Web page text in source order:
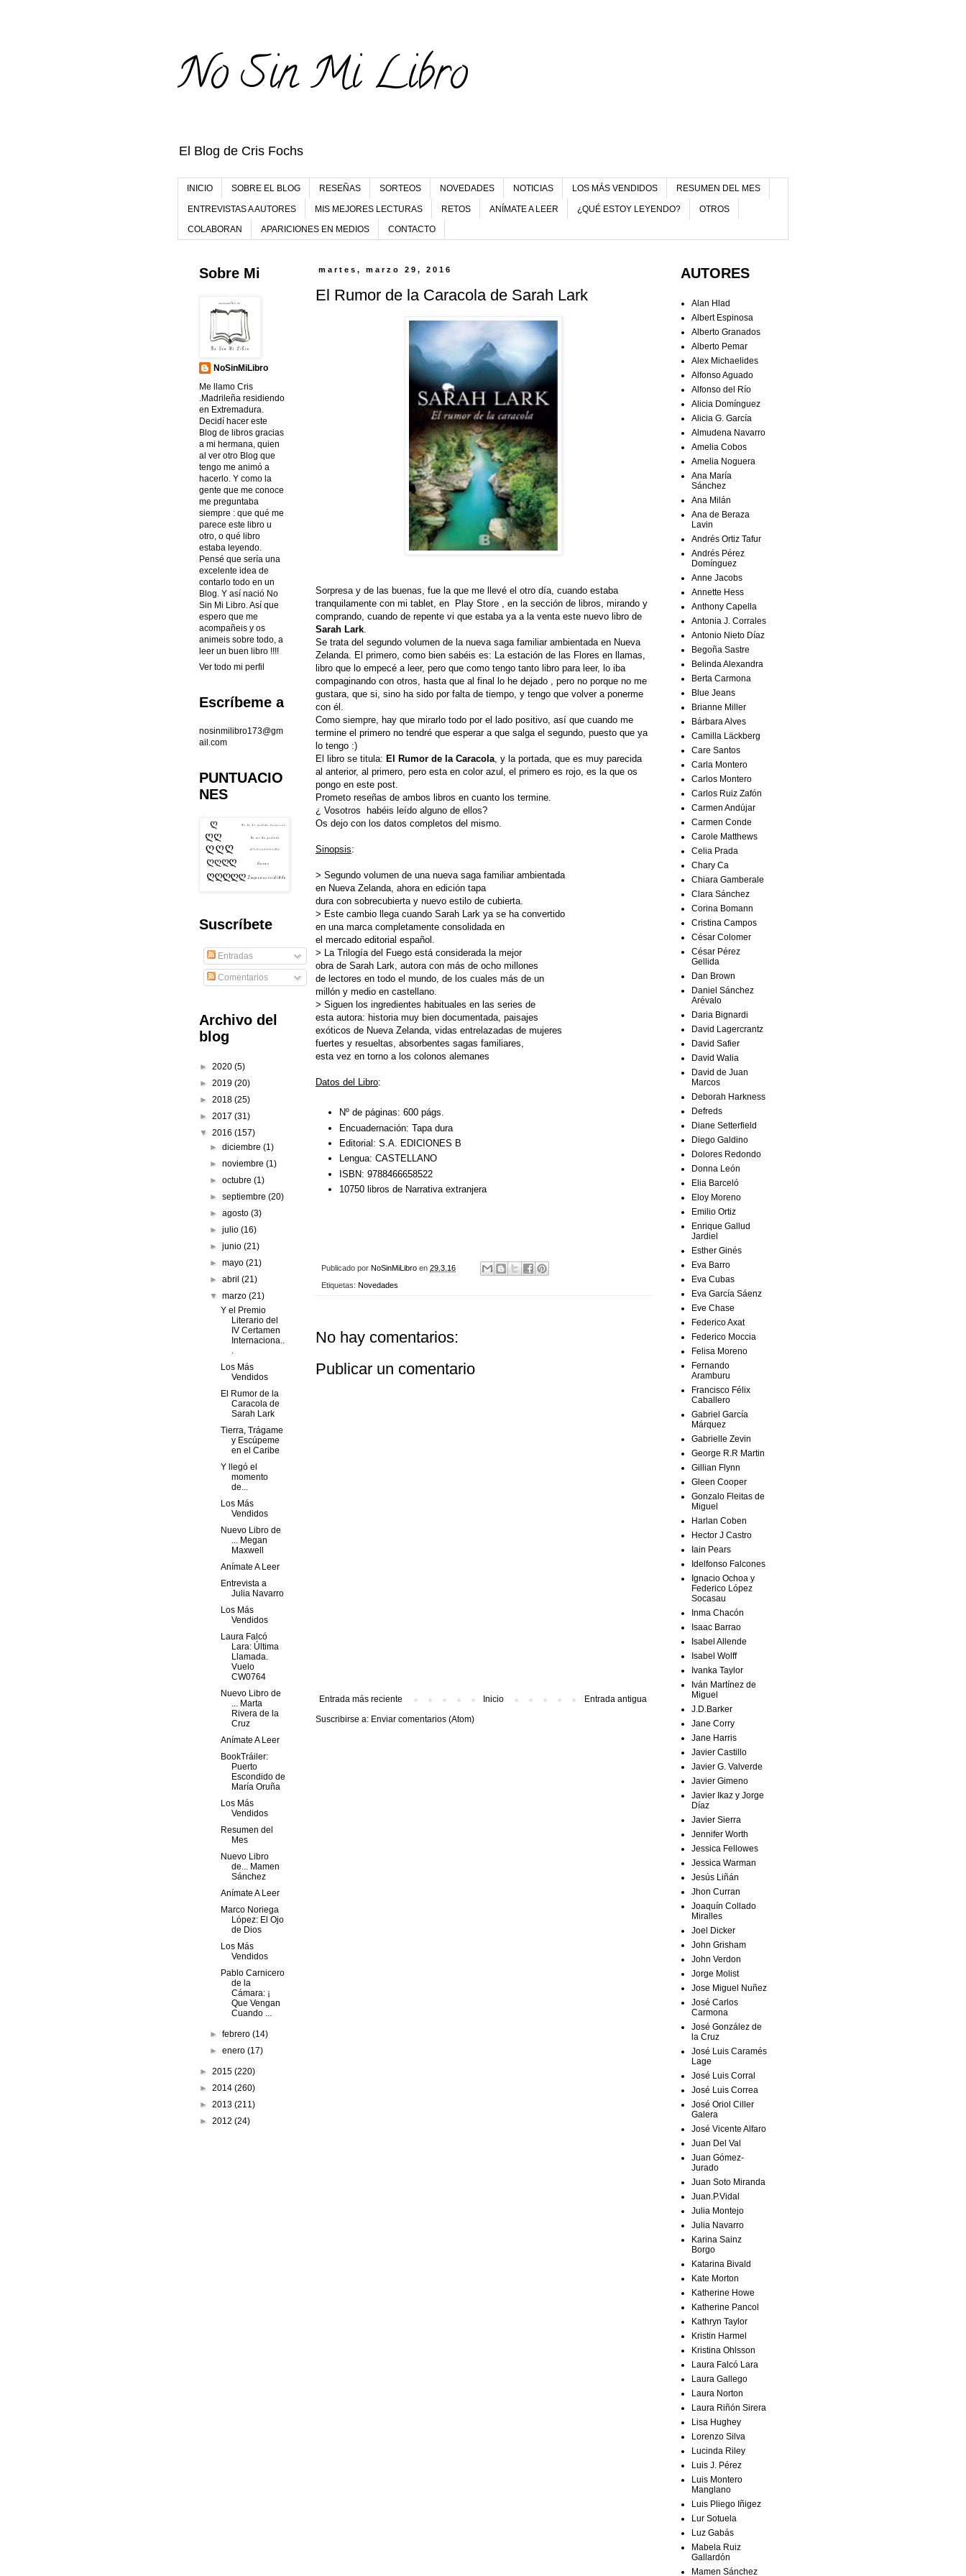
No Sin Mi Libro
El Blog de Cris Fochs
INICIO SOBRE EL BLOG RESEÑAS SORTEOS NOVEDADES NOTICIAS LOS MÁS VENDIDOS RESUMEN DEL MES
ENTREVISTAS A AUTORES MIS MEJORES LECTURAS RETOS ANÍMATE A LEER ¿QUÉ ESTOY LEYENDO? OTROS
COLABORAN APARICIONES EN MEDIOS CONTACTO
martes, marzo 29, 2016
El Rumor de la Caracola de Sarah Lark
Sorpresa y de las buenas, fue la que me llevé el otro día, cuando estaba
tranquilamente con mi tablet, en Play Store , en la sección de libros, mirando y
comprando, cuando de repente vi que estaba ya a la venta este nuevo libro de
Sarah Lark
Se trata del segundo volumen de la nueva saga familiar ambientada en Nueva
Zelanda. El primero, como bien sabéis es: La estación de las Flores en llamas,
libro que lo empecé a leer, pero que como tengo tanto libro para leer, lo iba
compaginando con otros, hasta que al final lo he dejado , pero no porque no me
gustara, que si, sino ha sido por falta de tiempo, y tengo que volver a ponerme
con él.
Como siempre, hay que mirarlo todo por el lado positivo, así que cuando me
termine el primero no tendré que esperar a que salga el segundo, puesto que ya
lo tengo :)
El libro se titula: El Rumor de la Caracola , y la portada, que es muy parecida
al anterior, al primero, pero esta en color azul, el primero es rojo, es la que os
pongo en este post.
Prometo reseñas de ambos libros en cuanto los termine.
¿ Vosotros habéis leído alguno de ellos?
Os dejo con los datos completos del mismo.
Sinopsis:
> Segundo volumen de una nueva saga familiar ambientada
en Nueva Zelanda, ahora en edición tapa
dura con sobrecubierta y nuevo estilo de cubierta.
> Este cambio llega cuando Sarah Lark ya se ha convertido
en una marca completamente consolidada en
el mercado editorial español.
> La Trilogía del Fuego está considerada la mejor
obra de Sarah Lark, autora con más de ocho millones
de lectores en todo el mundo, de los cuales más de un
millón y medio en castellano.
> Siguen los ingredientes habituales en las series de
esta autora: historia muy bien documentada, paisajes
exóticos de Nueva Zelanda, vidas entrelazadas de mujeres
fuertes y resueltas, absorbentes sagas familiares,
esta vez en torno a los colonos alemanes
Datos del Libro:
Nº de páginas: 600 págs.
Encuadernación: Tapa dura
Editorial: S.A. EDICIONES B
Lengua: CASTELLANO
ISBN: 9788466658522
10750 libros de Narrativa extranjera
Publicado por NoSinMiLibro en 29.3.16
Etiquetas: Novedades
No hay comentarios:
Publicar un comentario
Entrada más reciente Entrada antigua
Inicio
Suscribirse a: Enviar comentarios (Atom)
Sobre Mi
NoSinMiLibro
Me llamo Cris
.Madrileña residiendo
en Extremadura.
Decidí hacer este
Blog de libros gracias
a mi hermana, quien
al ver otro Blog que
tengo me animó a
hacerlo. Y como la
gente que me conoce
me preguntaba
siempre : que qué me
parece este libro u
otro, o qué libro
estaba leyendo.
Pensé que sería una
excelente idea de
contarlo todo en un
Blog. Y así nació No
Sin Mi Libro. Así que
espero que me
acompañeis y os
animeis sobre todo, a
leer un buen libro !!!!
Ver todo mi perfil
Escríbeme a
nosinmilibro173@gm
ail.com
PUNTUACIO
NES
Suscríbete
Entradas
Comentarios
Archivo del
blog
► 2020 (5)
► 2019 (20)
► 2018 (25)
► 2017 (31)
▼ 2016 (157)
►diciembre(1)
►noviembre(1)
►octubre(1)
►septiembre(20)
►agosto(3)
►julio(16)
►junio(21)
►mayo(21)
►abril(21)
▼marzo(21)
Y el Premio
Literario del
IV Certamen
Internaciona..
.
Los Más
Vendidos
El Rumor de la
Caracola de
Sarah Lark
Tierra, Trágame
y Escúpeme
en el Caribe
Y llegó el
momento
de...
Los Más
Vendidos
Nuevo Libro de
... Megan
Maxwell
Anímate A Leer
Entrevista a
Julia Navarro
Los Más
Vendidos
Laura Falcó
Lara: Última
Llamada.
Vuelo
CW0764
Nuevo Libro de
... Marta
Rivera de la
Cruz
Anímate A Leer
BookTráiler:
Puerto
Escondido de
María Oruña
Los Más
Vendidos
Resumen del
Mes
Nuevo Libro
de... Mamen
Sánchez
Anímate A Leer
Marco Noriega
López: El Ojo
de Dios
Los Más
Vendidos
Pablo Carnicero
de la
Cámara: ¡
Que Vengan
Cuando ...
►febrero(14)
►enero(17)
► 2015 (220)
► 2014 (260)
► 2013 (211)
► 2012 (24)
AUTORES
Alan Hlad
Albert Espinosa
Alberto Granados
Alberto Pemar
Alex Michaelides
Alfonso Aguado
Alfonso del Río
Alicia Domínguez
Alicia G. García
Almudena Navarro
Amelia Cobos
Amelia Noguera
Ana María
Sánchez
Ana Milán
Ana de Beraza
Lavin
Andrés Ortiz Tafur
Andrés Pérez
Domínguez
Anne Jacobs
Annette Hess
Anthony Capella
Antonia J. Corrales
Antonio Nieto Díaz
Begoña Sastre
Belinda Alexandra
Berta Carmona
Blue Jeans
Brianne Miller
Bárbara Alves
Camilla Läckberg
Care Santos
Carla Montero
Carlos Montero
Carlos Ruiz Zafón
Carmen Andújar
Carmen Conde
Carole Matthews
Celia Prada
Chary Ca
Chiara Gamberale
Clara Sánchez
Corina Bomann
Cristina Campos
César Colomer
César Pérez
Gellida
Dan Brown
Daniel Sánchez
Arévalo
Daria Bignardi
David Lagercrantz
David Safier
David Walia
David de Juan
Marcos
Deborah Harkness
Defreds
Diane Setterfield
Diego Galdino
Dolores Redondo
Donna León
Elia Barceló
Eloy Moreno
Emilio Ortiz
Enrique Gallud
Jardiel
Esther Ginés
Eva Barro
Eva Cubas
Eva García Sáenz
Eve Chase
Federico Axat
Federico Moccia
Felisa Moreno
Fernando
Aramburu
Francisco Félix
Caballero
Gabriel García
Márquez
Gabrielle Zevin
George R.R Martin
Gillian Flynn
Gleen Cooper
Gonzalo Fleitas de
Miguel
Harlan Coben
Hector J Castro
Iain Pears
Idelfonso Falcones
Ignacio Ochoa y
Federico López
Socasau
Inma Chacón
Isaac Barrao
Isabel Allende
Isabel Wolff
Ivanka Taylor
Iván Martínez de
Miguel
J.D.Barker
Jane Corry
Jane Harris
Javier Castillo
Javier G. Valverde
Javier Gimeno
Javier Ikaz y Jorge
Díaz
Javier Sierra
Jennifer Worth
Jessica Fellowes
Jessica Warman
Jesús Liñán
Jhon Curran
Joaquín Collado
Miralles
Joel Dicker
John Grisham
John Verdon
Jorge Molist
Jose Miguel Nuñez
José Carlos
Carmona
José González de
la Cruz
José Luis Caramés
Lage
José Luis Corral
José Luis Correa
José Oriol Ciller
Galera
José Vicente Alfaro
Juan Del Val
Juan Gómez-
Jurado
Juan Soto Miranda
Juan.P.Vidal
Julia Montejo
Julia Navarro
Karina Sainz
Borgo
Katarina Bivald
Kate Morton
Katherine Howe
Katherine Pancol
Kathryn Taylor
Kristin Harmel
Kristina Ohlsson
Laura Falcó Lara
Laura Gallego
Laura Norton
Laura Riñón Sirera
Lisa Hughey
Lorenzo Silva
Lucinda Riley
Luis J. Pérez
Luis Montero
Manglano
Luis Pliego Iñigez
Lur Sotuela
Luz Gabás
Mabela Ruiz
Gallardón
Mamen Sánchez